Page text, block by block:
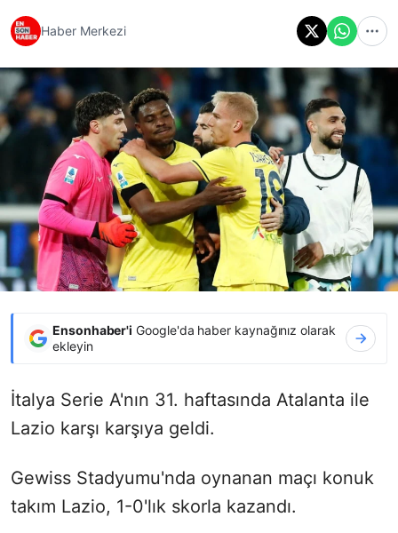
Haber Merkezi
Ensonhaber'i Google'da haber kaynağınız olarak
ekleyin
İtalya Serie A'nın 31. haftasında Atalanta ile
Lazio karşı karşıya geldi.
Gewiss Stadyumu'nda oynanan maçı konuk
takım Lazio, 1-0'lık skorla kazandı.